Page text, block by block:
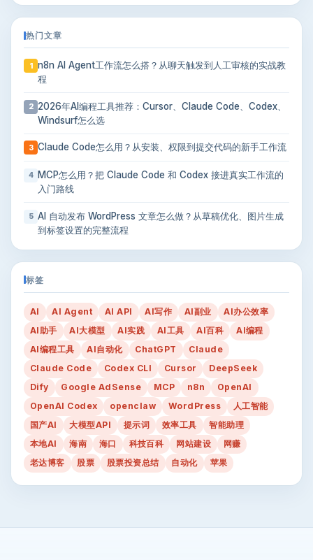
热门文章
1 n8n AI Agent工作流怎么搭？从聊天触发到人工审核的实战教
程
2 2026年AI编程工具推荐：Cursor、Claude Code、Codex、
Windsurf怎么选
3 Claude Code怎么用？从安装、权限到提交代码的新手工作流
4
MCP怎么用？把 Claude Code 和 Codex 接进真实工作流的
入门路线
5 AI 自动发布 WordPress 文章怎么做？从草稿优化、图片生成
到标签设置的完整流程
标签
AI AI Agent AI API AI写作 AI副业
AI办公效率
AI助手
AI大模型 AI实践 AI工具 AI百科
AI编程
AI编程工具
AI自动化 ChatGPT
Claude
Claude Code
Codex CLI Cursor
DeepSeek
Dify
Google AdSense MCP n8n
OpenAI
OpenAI Codex
openclaw WordPress
人工智能
国产AI
大模型API 提示词 效率工具
智能助理
本地AI
海南 海口 科技百科 网站建设
网赚
老达博客
股票 股票投资总结 自动化 苹果